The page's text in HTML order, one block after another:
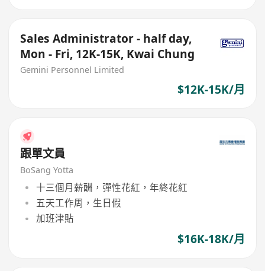
Sales Administrator - half day,
Mon - Fri, 12K-15K, Kwai Chung
Gemini Personnel Limited
$12K-15K/月
跟單文員
BoSang Yotta
十三個月薪酬，彈性花紅，年終花紅
五天工作周，生日假
加班津貼
$16K-18K/月